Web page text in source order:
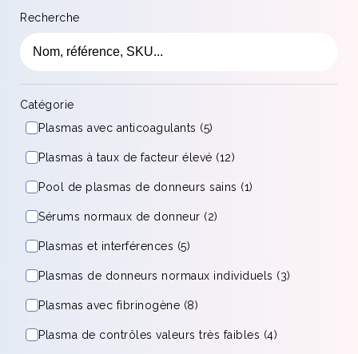
Recherche
Catégorie
Plasmas avec anticoagulants (5)
Plasmas à taux de facteur élevé (12)
Pool de plasmas de donneurs sains (1)
Sérums normaux de donneur (2)
Plasmas et interférences (5)
Plasmas de donneurs normaux individuels (3)
Plasmas avec fibrinogène (8)
Plasma de contrôles valeurs très faibles (4)